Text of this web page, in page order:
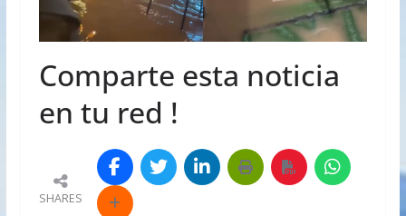
Comparte esta noticia
en tu red !
SHARES